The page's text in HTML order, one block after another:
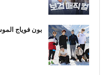
بون فوياج الموسم